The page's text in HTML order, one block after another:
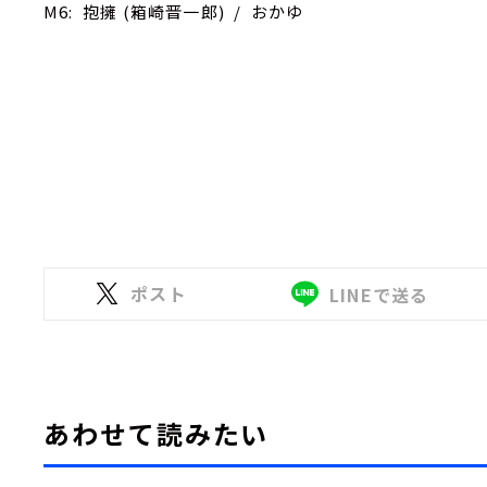
M6: 抱擁 (箱崎晋一郎) / おかゆ
ポスト LINEで送る
あわせて読みたい